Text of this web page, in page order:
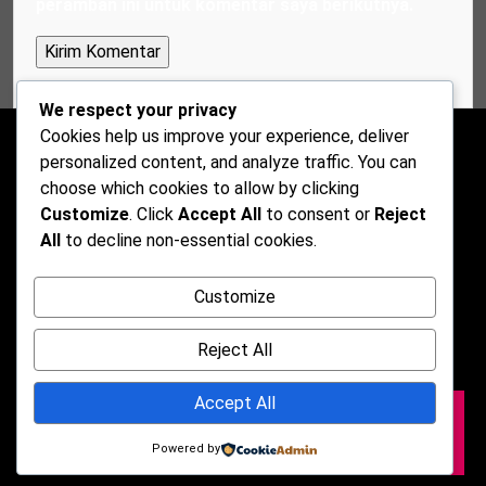
2026 © Darkmusic Blog Free Theme. Powered by
We respect your privacy
Cookies help us improve your experience, deliver
personalized content, and analyze traffic. You can
choose which cookies to allow by clicking
Customize. Click Accept All to consent or Reject
All to decline non-essential cookies.
Customize
Reject All
Accept All
Powered by